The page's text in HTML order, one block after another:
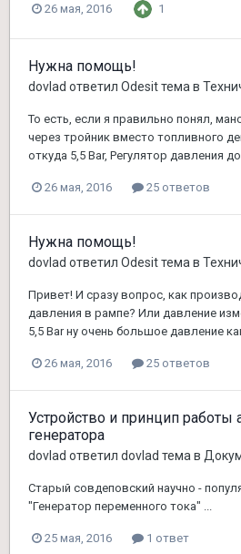
26 мая, 2016 1
Нужна помощь!
dovlad ответил Odesitтема в
То есть, если я правильно понял,
через тройник вместо топливного
откуда 5,5 Bar, Регулятор давления
26 мая, 2016 25 ответов
Нужна помощь!
dovlad ответил Odesitтема в
Привет! И сразу вопрос, как
давления в рампе? Или давление
5,5 Bar ну очень большое давление
26 мая, 2016 25 ответов
Устройство и принцип работы
генератора
dovlad ответил dovlad тема в
Старый совдеповский научно -
"Генератор переменного тока" ...
25 мая, 2016 1 ответ